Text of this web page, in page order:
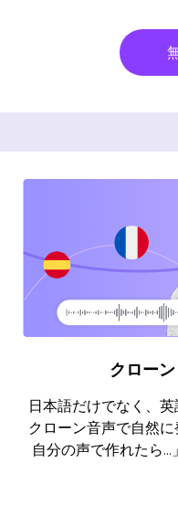
クロー
日本語だけでなく、
クローン音声で自然
自分の声で作れたら